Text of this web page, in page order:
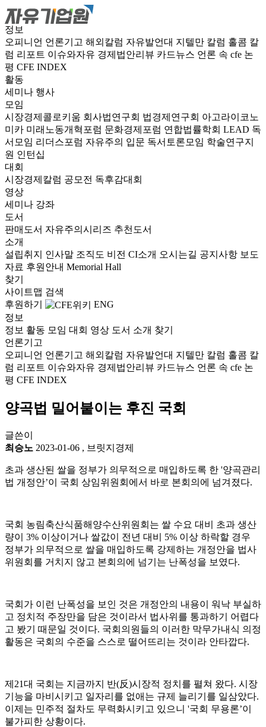
정보
오피니언 언론기고 해외칼럼 자유발언대 지텔만 칼럼 홀콤 칼
럼 리포트 이슈와자유 경제법안리뷰 카드뉴스 언론 속 cfe 논
평 CFE INDEX
활동
세미나 행사
모임
시장경제콜로키움 회사법연구회 법경제연구회 아고라이코노
미카 미래노동개혁포럼 문화경제포럼 연합법률학회 LEAD 독
서모임 리더스포럼 자유주의 입문 독서토론모임 학술연구지
원 인턴십
대회
시장경제칼럼 공모전 독후감대회
영상
세미나 강좌
도서
판매도서 자유주의시리즈 추천도서
소개
설립취지 인사말 조직도 비전 CI소개 오시는길 공지사항 보도
자료 후원안내 Memorial Hall
찾기
사이트맵 검색
후원하기
ENG
정보
정보 활동 모임 대회 영상 도서 소개 찾기
언론기고
오피니언 언론기고 해외칼럼 자유발언대 지텔만 칼럼 홀콤 칼
럼 리포트 이슈와자유 경제법안리뷰 카드뉴스 언론 속 cfe 논
평 CFE INDEX
양곡법 밀어붙이는 후진 국회
글쓴이
최승노 2023-01-06 , 브릿지경제
초과 생산된 쌀을 정부가 의무적으로 매입하도록 한 '양곡관리
법 개정안’이 국회 상임위원회에서 바로 본회의에 넘겨졌다.
국회 농림축산식품해양수산위원회는 쌀 수요 대비 초과 생산
량이 3% 이상이거나 쌀값이 전년 대비 5% 이상 하락할 경우
정부가 의무적으로 쌀을 매입하도록 강제하는 개정안을 법사
위원회를 거치지 않고 본회의에 넘기는 난폭성을 보였다.
국회가 이런 난폭성을 보인 것은 개정안의 내용이 워낙 부실하
고 정치적 주장만을 담은 것이라서 법사위를 통과하기 어렵다
고 봤기 때문일 것이다. 국회의원들의 이러한 막무가내식 의정
활동은 국회의 수준을 스스로 떨어뜨리는 것이라 안타깝다.
제21대 국회는 지금까지 반(反)시장적 정치를 펼쳐 왔다. 시장
기능을 마비시키고 일자리를 없애는 규제 늘리기를 일삼았다.
이제는 민주적 절차도 무력화시키고 있으니 '국회 무용론’이
불가피한 상황이다.